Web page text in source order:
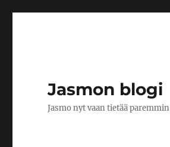
Jasmon blogi
Jasmo nyt vaan tietää paremmin